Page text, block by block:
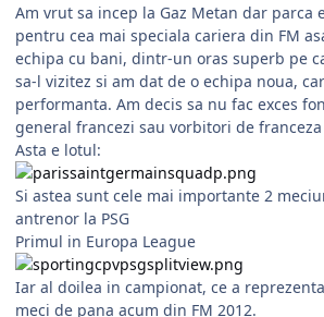
Am vrut sa incep la Gaz Metan dar parca
pentru cea mai speciala cariera din FM
echipa cu bani, dintr-un oras superb pe
sa-l vizitez si am dat de o echipa noua,
performanta. Am decis sa nu fac exces
general francezi sau vorbitori de
Asta e lotul:
Si astea sunt cele mai importante 2
antrenor la PSG
Primul in Europa League
Iar al doilea in campionat, ce a
meci de pana acum din FM 2012.